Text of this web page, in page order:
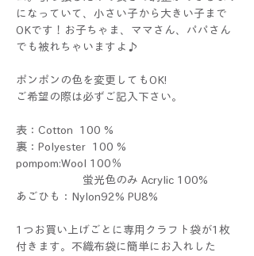
になっていて、小さい子から大きい子まで
OKです！お子ちゃま、ママさん、パパさん
でも被れちゃいますよ♪
ポンポンの色を変更してもOK!
ご希望の際は必ずご記入下さい。
表：Cotton 100 %
裏：Polyester 100 %
pompom:Wool 100％
蛍光色のみ Acrylic 100%
あごひも：Nylon92% PU8%
1つお買い上げごとに専用クラフト袋が1枚
付きます。不織布袋に簡単にお入れした